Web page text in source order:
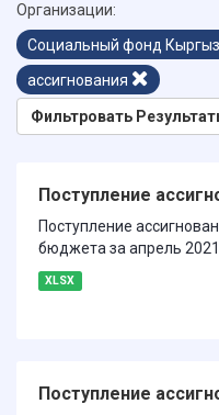
Организации:
Социальный фонд
ассигнования
Фильтровать
Поступление
Поступление
бюджета за апрель
XLSX
Поступление